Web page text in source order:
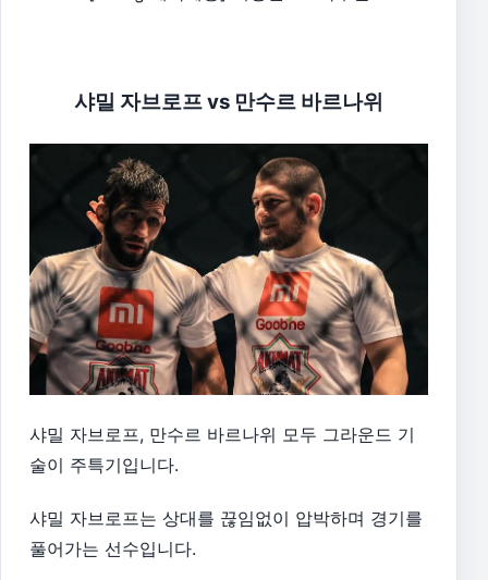
샤밀 자브로프 vs 만수르 바르나위
샤밀 자브로프, 만수르 바르나위 모두 그라운드 기
술이 주특기입니다.
샤밀 자브로프는 상대를 끊임없이 압박하며 경기를
풀어가는 선수입니다.